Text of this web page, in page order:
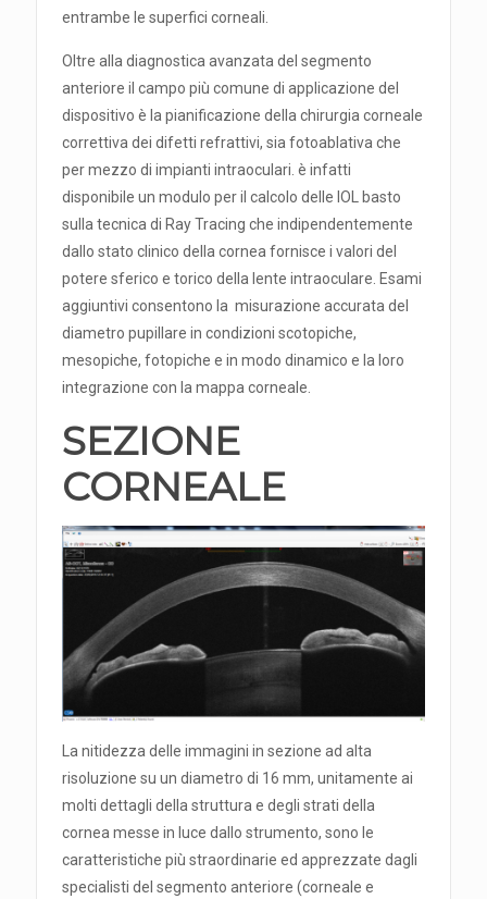
entrambe le superfici corneali.
Oltre alla diagnostica avanzata del segmento
anteriore il campo più comune di applicazione del
dispositivo è la pianificazione della chirurgia corneale
correttiva dei difetti refrattivi, sia fotoablativa che
per mezzo di impianti intraoculari. è infatti
disponibile un modulo per il calcolo delle IOL basto
sulla tecnica di Ray Tracing che indipendentemente
dallo stato clinico della cornea fornisce i valori del
potere sferico e torico della lente intraoculare. Esami
aggiuntivi consentono la misurazione accurata del
diametro pupillare in condizioni scotopiche,
mesopiche, fotopiche e in modo dinamico e la loro
integrazione con la mappa corneale.
SEZIONE
CORNEALE
La nitidezza delle immagini in sezione ad alta
risoluzione su un diametro di 16 mm, unitamente ai
molti dettagli della struttura e degli strati della
cornea messe in luce dallo strumento, sono le
caratteristiche più straordinarie ed apprezzate dagli
specialisti del segmento anteriore (corneale e